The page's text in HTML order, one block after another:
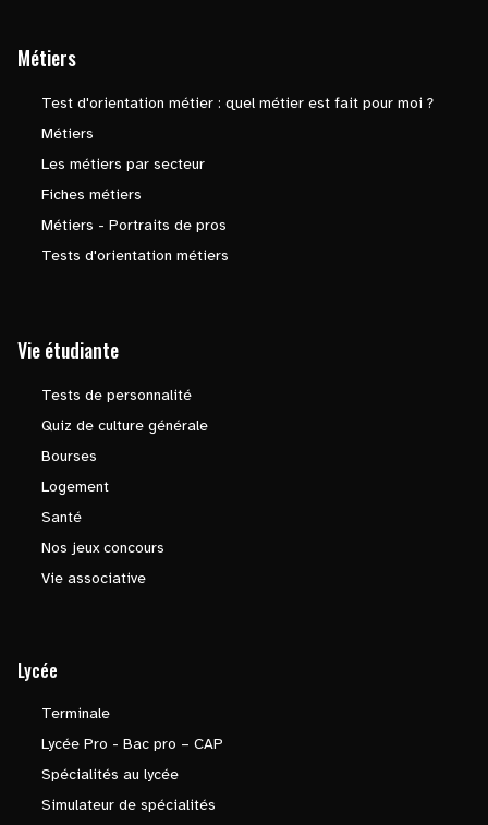
Métiers
Test d'orientation métier : quel métier est fait pour moi ?
Métiers
Les métiers par secteur
Fiches métiers
Métiers - Portraits de pros
Tests d'orientation métiers
Vie étudiante
Tests de personnalité
Quiz de culture générale
Bourses
Logement
Santé
Nos jeux concours
Vie associative
Lycée
Terminale
Lycée Pro - Bac pro – CAP
Spécialités au lycée
Simulateur de spécialités